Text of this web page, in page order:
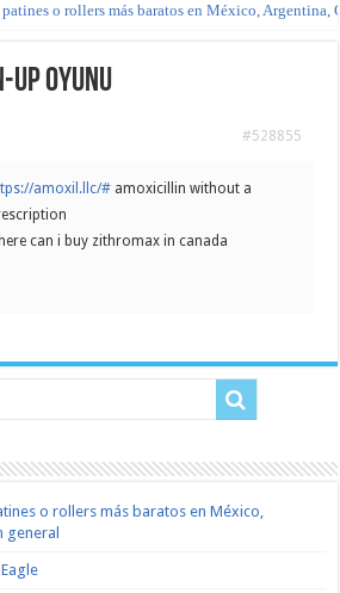
o rollers más baratos en México, Argentina,
up oyunu
#528855
amoxil.llc/# amoxicillin without a
can i buy zithromax in canada
o rollers más baratos en México,
general